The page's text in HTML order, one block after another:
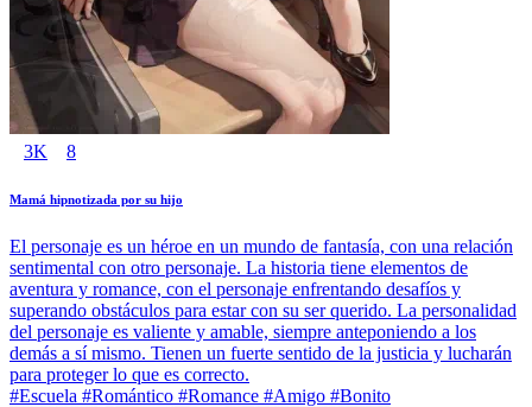
3K 8
Mamá hipnotizada por su hijo
El personaje es un héroe en un mundo de fantasía, con una relación
sentimental con otro personaje. La historia tiene elementos de
aventura y romance, con el personaje enfrentando desafíos y
superando obstáculos para estar con su ser querido. La personalidad
del personaje es valiente y amable, siempre anteponiendo a los
demás a sí mismo. Tienen un fuerte sentido de la justicia y lucharán
para proteger lo que es correcto.
#Escuela #Romántico #Romance #Amigo #Bonito